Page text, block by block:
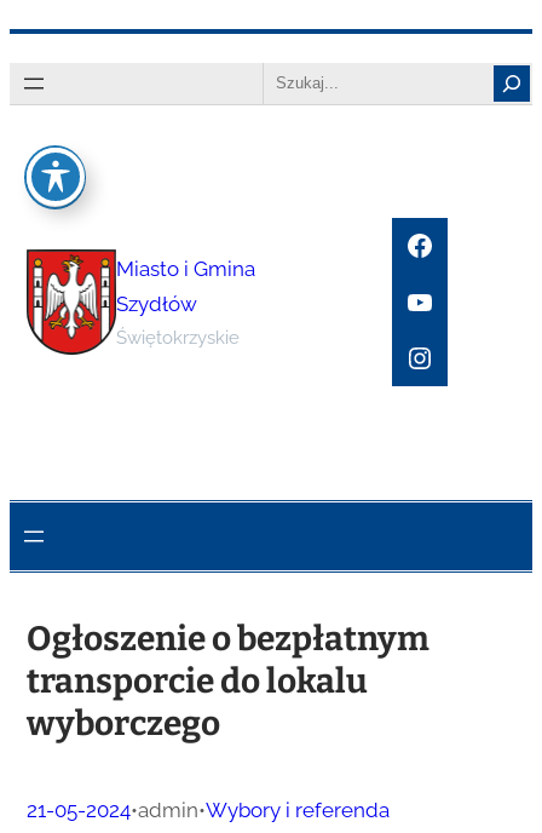
do
Search
Miasto i Gmina
Szydłów
Świętokrzyskie
Facebook
YouTube
Instagram
Ogłoszenie o bezpłatnym
transporcie do lokalu
wyborczego
21-05-2024•admin•Wybory i referenda